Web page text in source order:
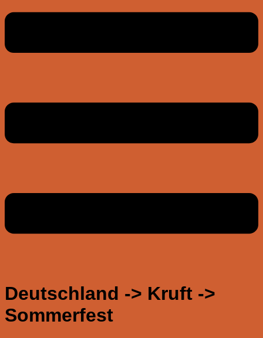
Deutschland -> Kruft ->
Sommerfest